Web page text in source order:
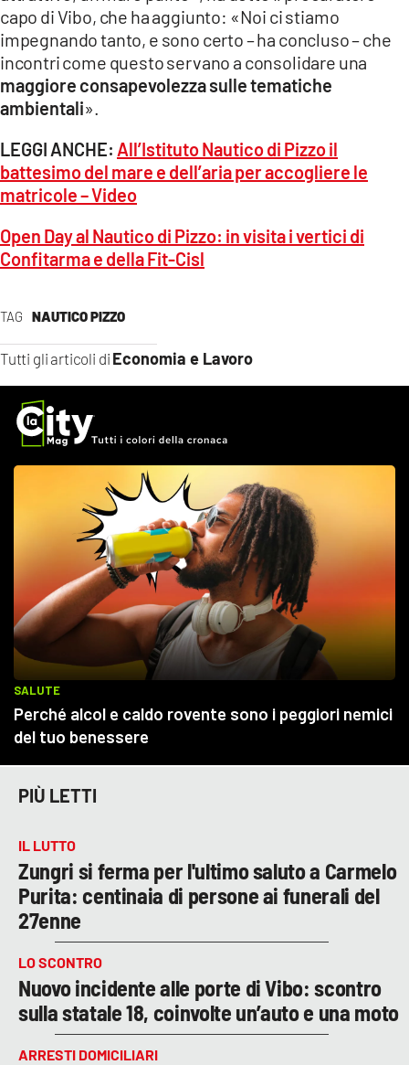
TAG NAUTICO PIZZO
Tutti gli articoli di Economia e Lavoro
capo di Vibo, che ha aggiunto: «Noi ci stiamo
impegnando tanto, e sono certo – ha concluso – che
incontri come questo servano a consolidare una
maggiore consapevolezza sulle tematiche
ambientali».
LEGGI ANCHE: All’Istituto Nautico di Pizzo il
battesimo del mare e dell’aria per accogliere le
matricole – Video
Open Day al Nautico di Pizzo: in visita i vertici di
Confitarma e della Fit-Cisl
PIÙ LETTI
IL LUTTO
Zungri si ferma per l'ultimo saluto a Carmelo
Purita: centinaia di persone ai funerali del
27enne
LO SCONTRO
Nuovo incidente alle porte di Vibo: scontro
sulla statale 18, coinvolte un’auto e una moto
ARRESTI DOMICILIARI